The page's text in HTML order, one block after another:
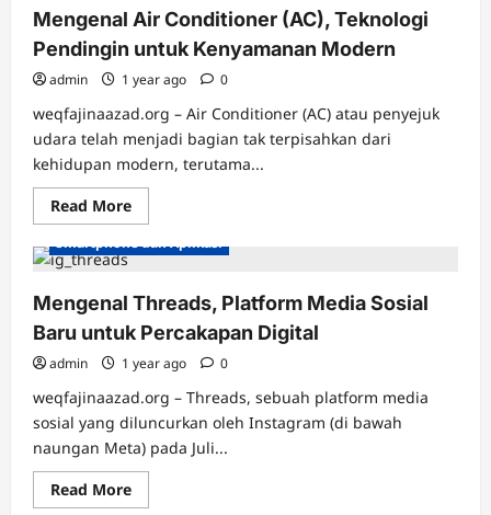
yang
Mengubah
Cara
Dunia
Berbagi
Konten
Mengenal Air Conditioner (AC), Teknologi
Pendingin untuk Kenyamanan Modern
admin 1 year ago 0
weqfajinaazad.org – Air Conditioner (AC) atau penyejuk
udara telah menjadi bagian tak terpisahkan dari
kehidupan modern, terutama...
Read MoreRead
more
Mengenal
(AC),
Teknologi
Pendingin
untuk
Kenyamanan
Modern
Smartphone dan Aplikasi
Mengenal Threads, Platform Media Sosial
Baru untuk Percakapan Digital
admin 1 year ago 0
weqfajinaazad.org – Threads, sebuah platform media
sosial yang diluncurkan oleh Instagram (di bawah
naungan Meta) pada Juli...
Read MoreRead
more